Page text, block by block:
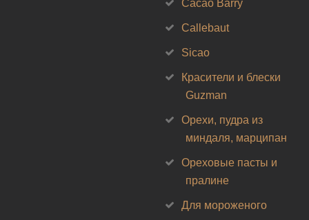
Cacao Barry
Callebaut
Sicao
Красители и блески
Guzman
Орехи, пудра из
миндаля, марципан
Ореховые пасты и
пралине
Для мороженого